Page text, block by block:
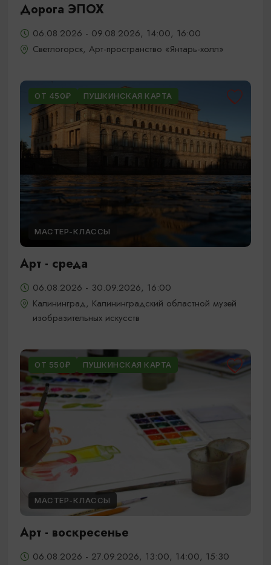
Дорога ЭПОХ
06.08.2026 - 09.08.2026, 14:00, 16:00
Светлогорск, Арт-пространство «Янтарь-холл»
ОТ 450₽ ПУШКИНСКАЯ КАРТА
МАСТЕР-КЛАССЫ
Арт - среда
06.08.2026 - 30.09.2026, 16:00
Калининград, Калининградский областной музей
изобразительных искусств
ОТ 550₽ ПУШКИНСКАЯ КАРТА
МАСТЕР-КЛАССЫ
Арт - воскресенье
06.08.2026 - 27.09.2026, 13:00, 14:00, 15:30